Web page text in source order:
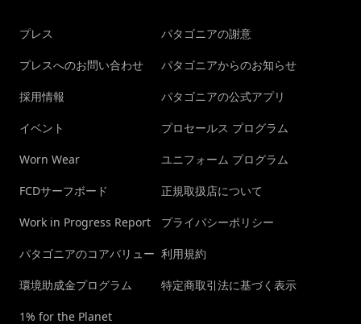
プレス
プレスへのお問い合わせ
採用情報
イベント
Worn Wear
FCDサーフボード
Work in Progress Report
パタゴニアのコアバリュー
環境助成金プログラム
1% for the Planet
パタゴニアの謝意
パタゴニアからのお知らせ
パタゴニアの公式アプリ
プロセールス プログラム
ユニフォーム プログラム
正規取扱店について
プライバシーポリシー
利用規約
特定商取引法に基づく表示